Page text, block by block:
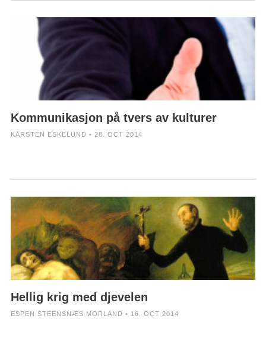
Kommunikasjon på tvers av kulturer
KARSTEN ESKELUND • 28. OCT 2014
Hellig krig med djevelen
ESPEN STEENSNÆS MORLAND • 16. OCT 2014